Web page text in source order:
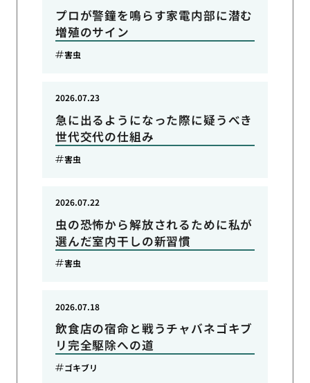
プロが警鐘を鳴らす家電内部に潜む
増殖のサイン
害虫
急に出るようになった際に疑うべき
世代交代の仕組み
2026.07.23
害虫
虫の恐怖から解放されるために私が
選んだ室内干しの新習慣
2026.07.22
害虫
飲食店の宿命と戦うチャバネゴキブ
リ完全駆除への道
2026.07.18
ゴキブリ